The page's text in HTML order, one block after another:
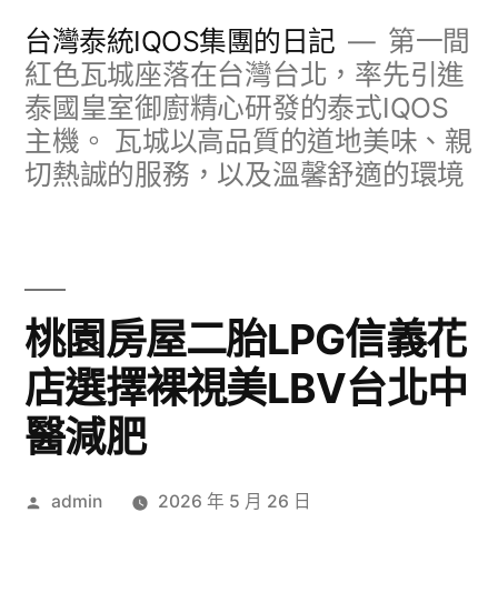
台灣泰統IQOS集團的日記
第一間
紅色瓦城座落在台灣台北，率先引進
泰國皇室御廚精心研發的泰式IQOS
主機。 瓦城以高品質的道地美味、親
切熱誠的服務，以及溫馨舒適的環境
桃園房屋二胎LPG信義花
店選擇裸視美LBV台北中
醫減肥
作
admin 2026 年 5 月 26 日